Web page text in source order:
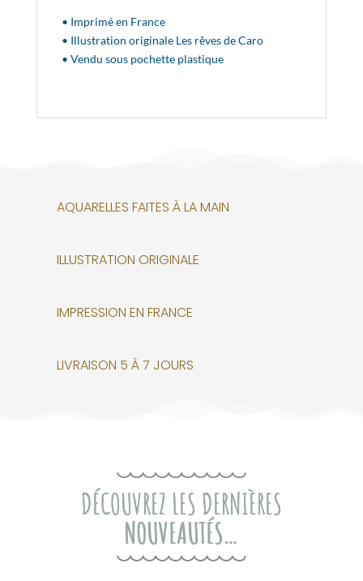
• Imprimé en France
• Illustration originale Les rêves de Caro
• Vendu sous pochette plastique
AQUARELLES FAITES À LA MAIN
ILLUSTRATION ORIGINALE
IMPRESSION EN FRANCE
LIVRAISON 5 À 7 JOURS
DÉCOUVREZ LES DERNIÈRES
NOUVEAUTÉS…